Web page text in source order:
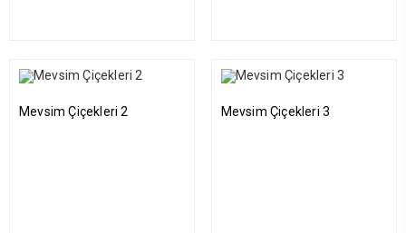
Mevsim Çiçekleri 2 Mevsim Çiçekleri 3